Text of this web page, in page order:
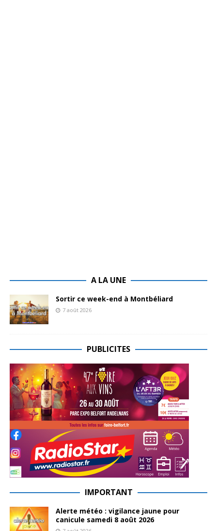
A LA UNE
Sortir ce week-end à Montbéliard
7 août 2026
PUBLICITES
IMPORTANT
Alerte météo : vigilance jaune pour
canicule samedi 8 août 2026